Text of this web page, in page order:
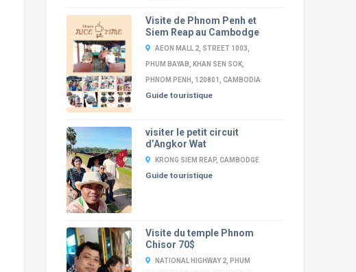
Visite de Phnom Penh et
Siem Reap au Cambodge
AEON MALL 2, STREET 1003,
PHUM BAYAB, KHAN SEN SOK,
PHNOM PENH, 120801, CAMBODIA
Guide touristique
visiter le petit circuit
d’Angkor Wat
KRONG SIEM REAP, CAMBODGE
Guide touristique
Visite du temple Phnom
Chisor 70$
NATIONAL HIGHWAY 2, PHUM